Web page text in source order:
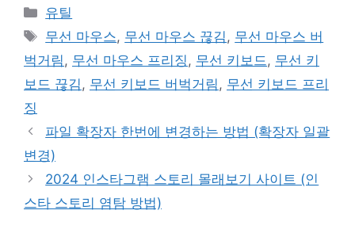
카
테
고
리
유틸
태
그
무선 마우스, 무선 마우스 끊김 , 무선 마우스 버
벅거림 , 무선 마우스 프리징 , 무선 키보드 , 무선 키
보드 끊김 , 무선 키보드 버벅거림 , 무선 키보드 프리
징
파일 확장자 한번에 변경하는 방법 (확장자 일괄
변경)
2024 인스타그램 스토리 몰래보기 사이트 (인
스타 스토리 염탐 방법)